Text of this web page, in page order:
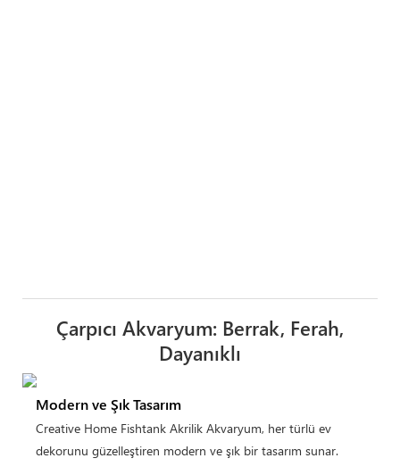
Çarpıcı Akvaryum: Berrak, Ferah,
Dayanıklı
Modern ve Şık Tasarım
Creative Home Fishtank Akrilik Akvaryum, her türlü ev
dekorunu güzelleştiren modern ve şık bir tasarım sunar.